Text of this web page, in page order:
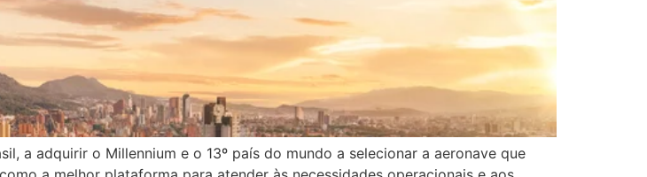
a adquirir o Millennium e o 13º país do mundo a selecionar a aeronave que